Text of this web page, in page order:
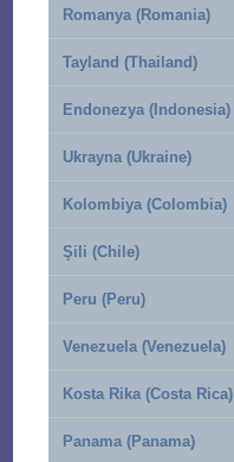
Romanya (Romania)
Tayland (Thailand)
Endonezya (Indonesia)
Ukrayna (Ukraine)
Kolombiya (Colombia)
Şili (Chile)
Peru (Peru)
Venezuela (Venezuela)
Kosta Rika (Costa Rica)
Panama (Panama)